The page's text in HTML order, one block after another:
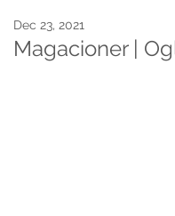
Magacioner |
Dec 23, 2021